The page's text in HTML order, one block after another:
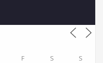
F S S